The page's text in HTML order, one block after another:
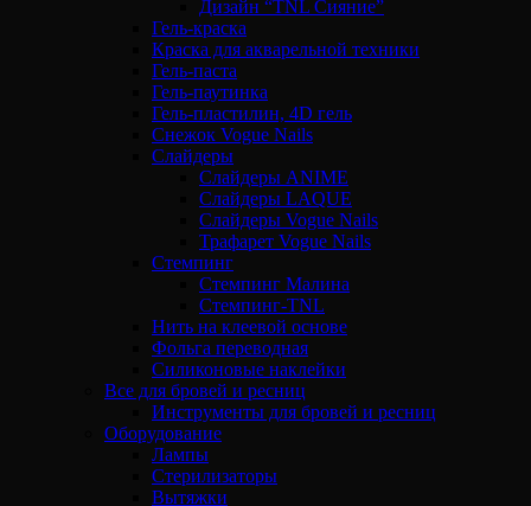
Дизайн “TNL Сияние”
Гель-краска
Краска для акварельной техники
Гель-паста
Гель-паутинка
Гель-пластилин, 4D гель
Снежок Vogue Nails
Слайдеры
Слайдеры ANIME
Слайдеры LAQUE
Слайдеры Vogue Nails
Трафарет Vogue Nails
Стемпинг
Стемпинг Малина
Стемпинг-TNL
Нить на клеевой основе
Фольга переводная
Силиконовые наклейки
Все для бровей и ресниц
Инструменты для бровей и ресниц
Оборудование
Лампы
Стерилизаторы
Вытяжки